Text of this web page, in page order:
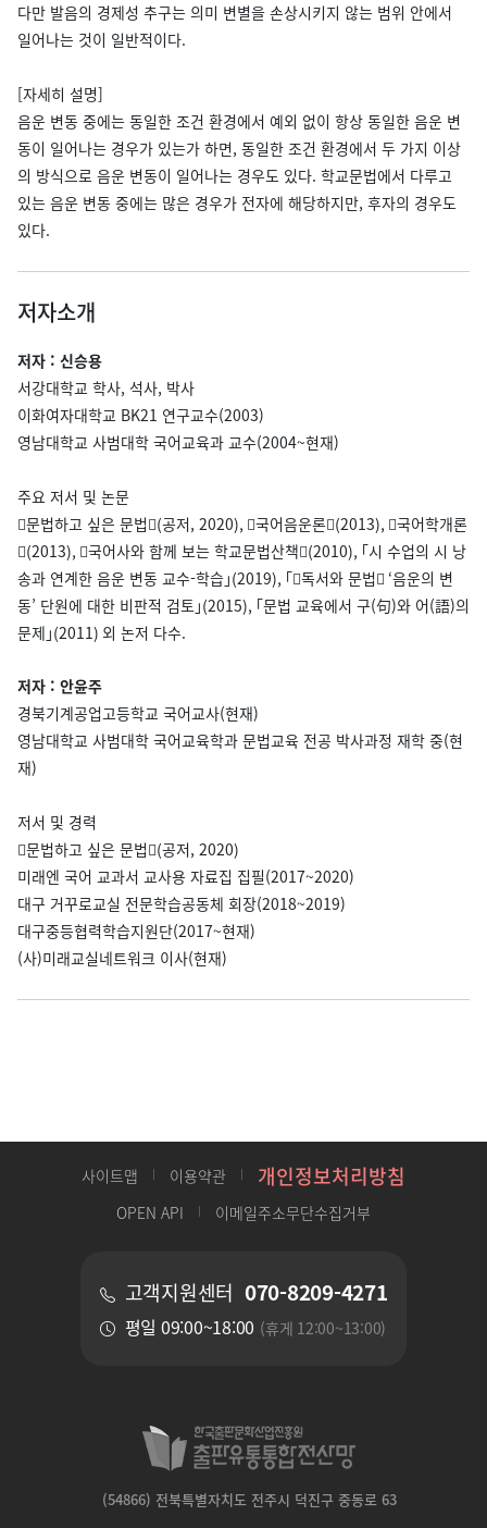
다만 발음의 경제성 추구는 의미 변별을 손상시키지 않는 범위 안에서
일어나는 것이 일반적이다.
[자세히 설명]
음운 변동 중에는 동일한 조건 환경에서 예외 없이 항상 동일한 음운 변
동이 일어나는 경우가 있는가 하면, 동일한 조건 환경에서 두 가지 이상
의 방식으로 음운 변동이 일어나는 경우도 있다. 학교문법에서 다루고
있는 음운 변동 중에는 많은 경우가 전자에 해당하지만, 후자의 경우도
있다.
저자소개
저자 : 신승용
서강대학교 학사, 석사, 박사
이화여자대학교 BK21 연구교수(2003)
영남대학교 사범대학 국어교육과 교수(2004~현재)
주요 저서 및 논문
󰡔문법하고 싶은 문법󰡕(공저, 2020), 󰡔국어음운론󰡕(2013), 󰡔국어학개론
󰡕(2013), 󰡔국어사와 함께 보는 학교문법산책󰡕(2010), ｢시 수업의 시 낭
송과 연계한 음운 변동 교수-학습｣(2019), ｢󰡔독서와 문법󰡕 ‘음운의 변
동’ 단원에 대한 비판적 검토｣(2015), ｢문법 교육에서 구(句)와 어(語)의
문제｣(2011) 외 논저 다수.
저자 : 안윤주
경북기계공업고등학교 국어교사(현재)
영남대학교 사범대학 국어교육학과 문법교육 전공 박사과정 재학 중(현
재)
저서 및 경력
󰡔문법하고 싶은 문법󰡕(공저, 2020)
미래엔 국어 교과서 교사용 자료집 집필(2017~2020)
대구 거꾸로교실 전문학습공동체 회장(2018~2019)
대구중등협력학습지원단(2017~현재)
(사)미래교실네트워크 이사(현재)
사이트맵 이용약관 개인정보처리방침
OPEN API 이메일주소무단수집거부
고객지원센터 070-8209-4271
평일 09:00~18:00 (휴게 12:00~13:00)
(54866) 전북특별자치도 전주시 덕진구 중동로 63